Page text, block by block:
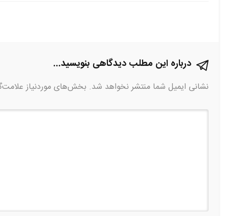
درباره این مطلب دیدگاهی بنویسید...
نشانی ایمیل شما منتشر نخواهد شد. بخش‌های موردنیاز